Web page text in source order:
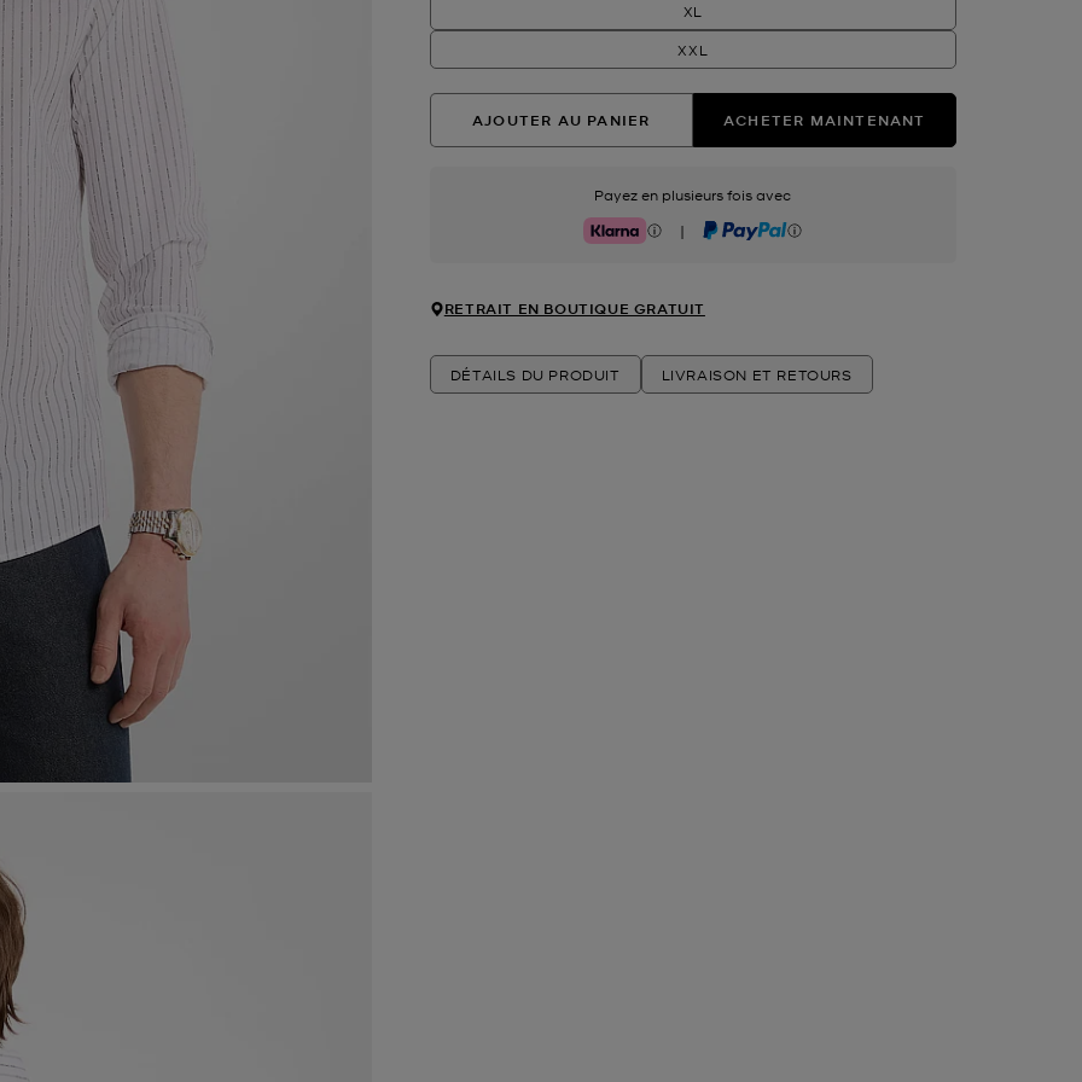
XL
XXL
AJOUTER AU PANIER ACHETER MAINTENANT
Payez en plusieurs fois avec
Klarna | PayPal
RETRAIT EN BOUTIQUE GRATUIT
DÉTAILS DU PRODUIT LIVRAISON ET RETOURS